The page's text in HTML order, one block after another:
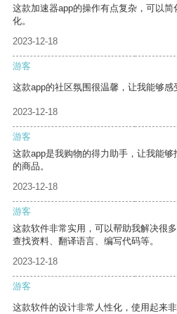
这款加速器app的操作有点复杂，可以
化。
2023-12-18
游客
这款app的社区氛围很温馨，让我能够感
2023-12-18
游客
这款app是我购物的得力助手，让我能
的商品。
2023-12-18
游客
这款软件非常实用，可以帮助我解决很
查找资料、翻译语言、编写代码等。
2023-12-18
游客
这款软件的设计非常人性化，使用起来非